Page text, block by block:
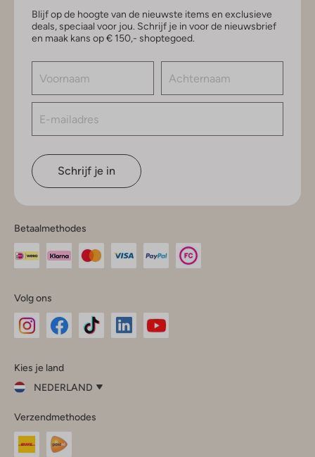
Blijf op de hoogte van de nieuwste items en exclusieve
deals, speciaal voor jou. Schrijf je in voor de nieuwsbrief
en maak kans op € 150,- shoptegoed.
Schrijf je in
Betaalmethodes
Volg ons
InstagramFacebook
Kies je land
NEDERLAND
je
land
Nederland
Verzendmethodes